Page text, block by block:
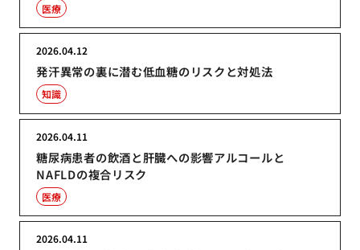
医療
発汗異常の裏に潜む低血糖のリスクと対処法
2026.04.12
知識
糖尿病患者の飲酒と肝臓への影響アルコールと
NAFLDの複合リスク
2026.04.11
医療
2026.04.11